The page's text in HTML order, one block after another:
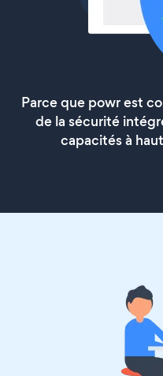
Parce que powr est
de la sécurité
capacités à